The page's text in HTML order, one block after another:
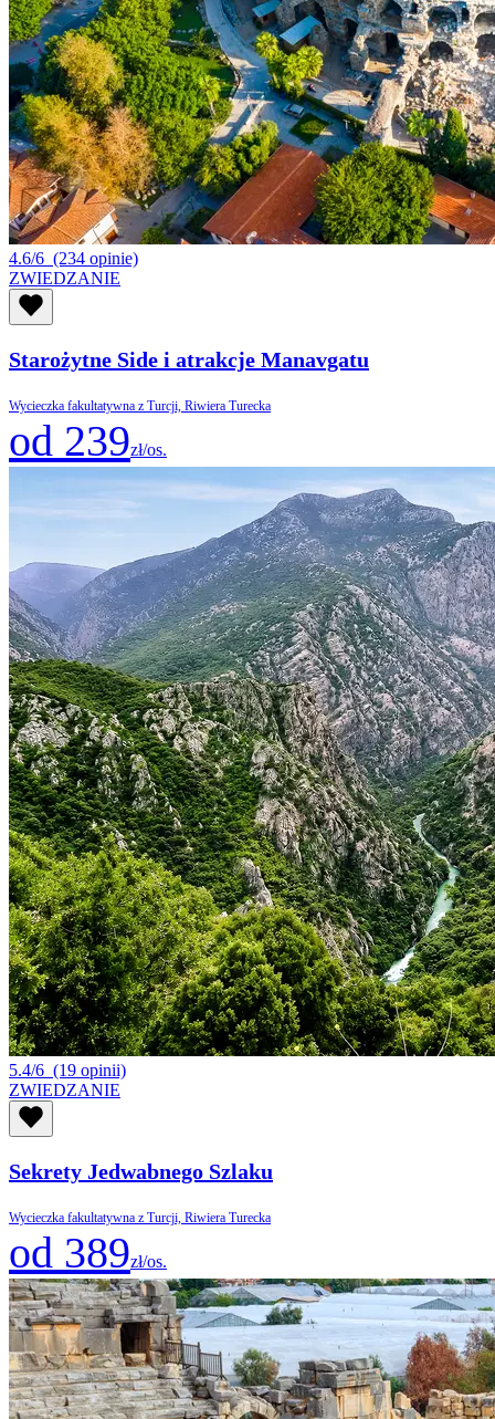
4.6/6 (234 opinie)
ZWIEDZANIE
Starożytne Side i atrakcje Manavgatu
Wycieczka fakultatywna z Turcji, Riwiera Turecka
od 239zł/os.
5.4/6 (19 opinii)
ZWIEDZANIE
Sekrety Jedwabnego Szlaku
Wycieczka fakultatywna z Turcji, Riwiera Turecka
od 389zł/os.